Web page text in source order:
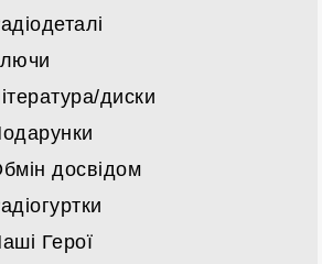
диски
досвідом
Герої